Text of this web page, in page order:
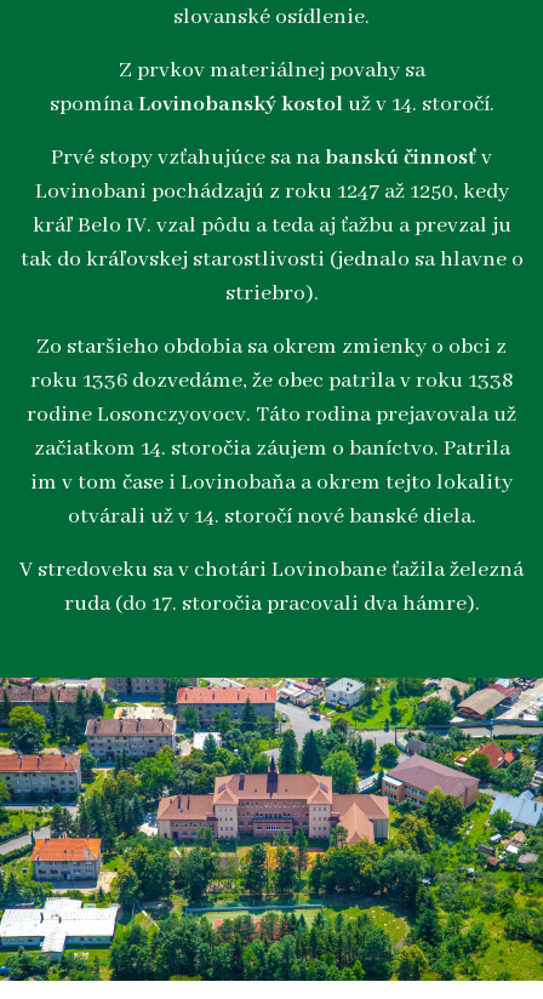
slovanské osídlenie.
Z prvkov materiálnej povahy sa
spomínaLovinobanský kostoluž v 14. storočí.
Prvé stopy vzťahujúce sa nabanskú činnosťv
Lovinobani pochádzajú z roku 1247 až 1250, kedy
kráľ Belo IV. vzal pôdu a teda aj ťažbu a prevzal ju
tak do kráľovskej starostlivosti (jednalo sa hlavne o
striebro).
Zo staršieho obdobia sa okrem zmienky o obci z
roku 1336 dozvedáme, že obec patrila v roku 1338
rodine Losonczyovocv. Táto rodina prejavovala už
začiatkom 14. storočia záujem o baníctvo. Patrila
im v tom čase i Lovinobaňa a okrem tejto lokality
otvárali už v 14. storočí nové banské diela.
V stredoveku sa v chotári Lovinobane ťažila železná
ruda (do 17. storočia pracovali dva hámre).